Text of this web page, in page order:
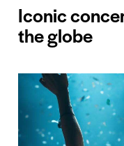
Iconic
the globe